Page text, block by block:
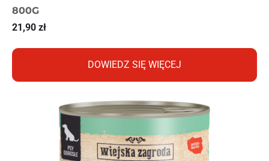
800G
21,90 zł
DOWIEDZ SIĘ WIĘCEJ